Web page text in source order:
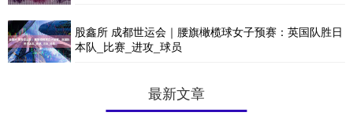
股鑫所 成都世运会｜腰旗橄榄球女子预赛：英国队胜日
本队_比赛_进攻_球员
最新文章